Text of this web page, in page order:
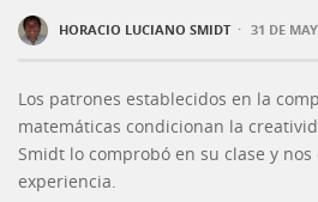
HORACIO LUCIANO SMIDT · 31 DE
Los patrones establecidos en la
matemáticas condicionan la
Smidt lo comprobó en su clase y
experiencia.